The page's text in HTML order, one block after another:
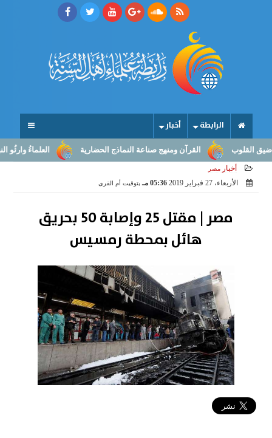
الرابطة أخبار
العلماءُ وارثُو النبوّة: القرآن ومنهج صناعة النماذج الحضارية
أخبار مصر
الأربعاء، 27 فبراير 2019 05:36 مـ بتوقيت أم القرى
مصر | مقتل 25 وإصابة 50 بحريق
هائل بمحطة رمسيس